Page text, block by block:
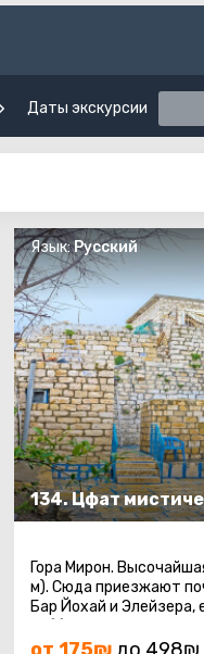
Даты экскурсии
134. Цфат
Язык:Русский
Гора Мирон.
м). Сюда приезжают
Бар Йохай и Элейзера,